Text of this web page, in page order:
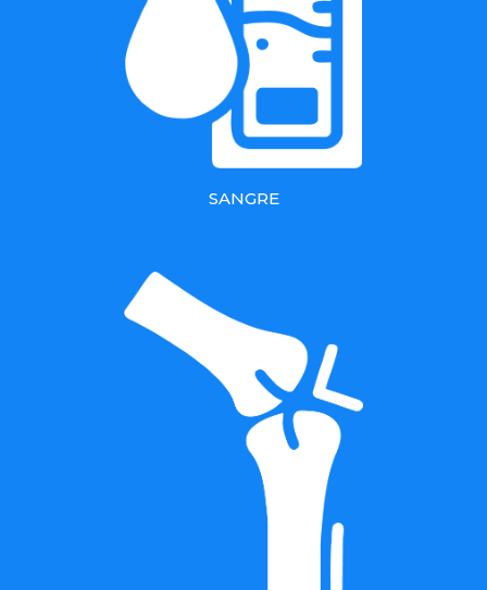
SANGRE